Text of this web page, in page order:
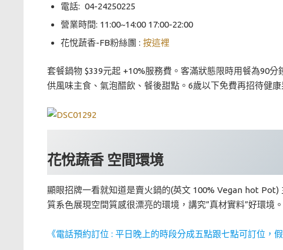
電話: 04-24250225
營業時間: 11:00~14:00 17:00-22:00
花悅蔬香-FB粉絲團 : 按這裡
套餐鍋物 $339元起 +10%服務費。客滿狀態限時用餐為90
供風味主食、氣泡醋飲、餐後甜點。6歲以下免費再招待健康
花悅蔬香 空間環境
顯眼招牌一看就知道是賣火鍋的(英文 100% Vegan hot
質系色展現空間質感很漂亮的環境，講究”真材實料”好環境。
《電話預約訂位 : 平日晚上的時段分成五點跟七點可訂位，